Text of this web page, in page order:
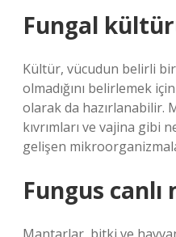
Fungal
Kültür, vücudun belirli
olmadığını belirlemek
olarak da hazırlanabilir.
kıvrımları ve vajina gibi
gelişen
Fungus canlı